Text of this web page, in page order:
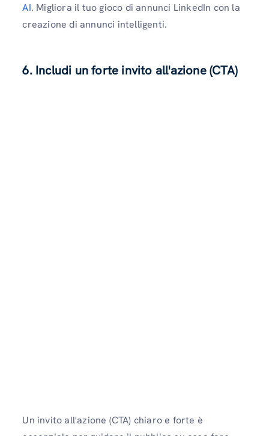
AI. Migliora il tuo gioco di annunci LinkedIn con la
creazione di annunci intelligenti.
6. Includi un forte invito all'azione (CTA)
Un invito all'azione (CTA) chiaro e forte è